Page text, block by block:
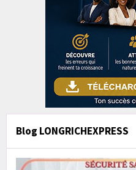
Blog LONGRICHEXPRESS